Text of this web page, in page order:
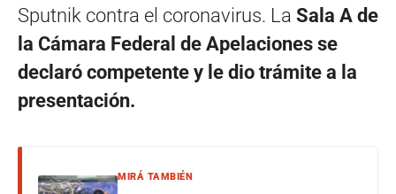
Sputnik contra el coronavirus. La Sala A de
la Cámara Federal de Apelaciones se
declaró competente y le dio trámite a la
presentación.
MIRÁ TAMBIÉN